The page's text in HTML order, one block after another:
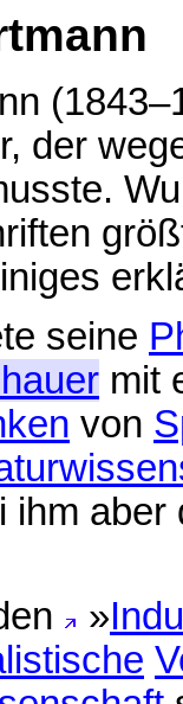
der
seine
mit
von
ihm
»